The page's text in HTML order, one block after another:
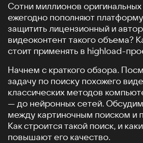
Сотни миллионов
ежегодно пополняют
защитить лицензионный и
видеоконтент такого объема?
стоит применять в highload-
Начнем с краткого обзора.
задачу по поиску похожего
классических методов
— до нейронных сетей.
между картиночным поиском и
Как строится такой поиск, и
повышают его качество.